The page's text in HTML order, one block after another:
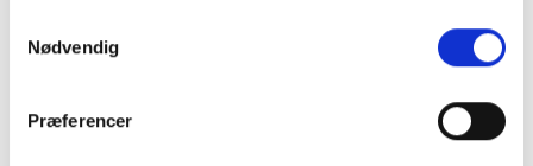
Nødvendig
Præferencer
Fodbold Børn Medi –
Skechers & Hummel